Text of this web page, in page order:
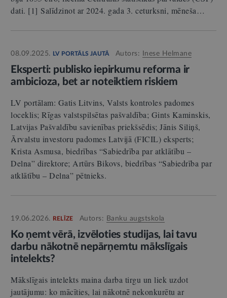
dati. [1] Salīdzinot ar 2024. gada 3. ceturksni, mēneša…
08.09.2025. LV PORTĀLS JAUTĀ Autors: Inese Helmane
Eksperti: publisko iepirkumu reforma ir
ambicioza, bet ar noteiktiem riskiem
LV portālam: Gatis Litvins, Valsts kontroles padomes
loceklis; Rīgas valstspilsētas pašvaldība; Gints Kaminskis,
Latvijas Pašvaldību savienības priekšsēdis; Jānis Siliņš,
Ārvalstu investoru padomes Latvijā (FICIL) eksperts;
Krista Asmusa, biedrības “Sabiedrība par atklātību –
Delna” direktore; Artūrs Bikovs, biedrības “Sabiedrība par
atklātību – Delna” pētnieks.
19.06.2026. RELĪZE Autors: Banku augstskola
Ko ņemt vērā, izvēloties studijas, lai tavu
darbu nākotnē nepārņemtu mākslīgais
intelekts?
Mākslīgais intelekts maina darba tirgu un liek uzdot
jautājumu: ko mācīties, lai nākotnē nekonkurētu ar